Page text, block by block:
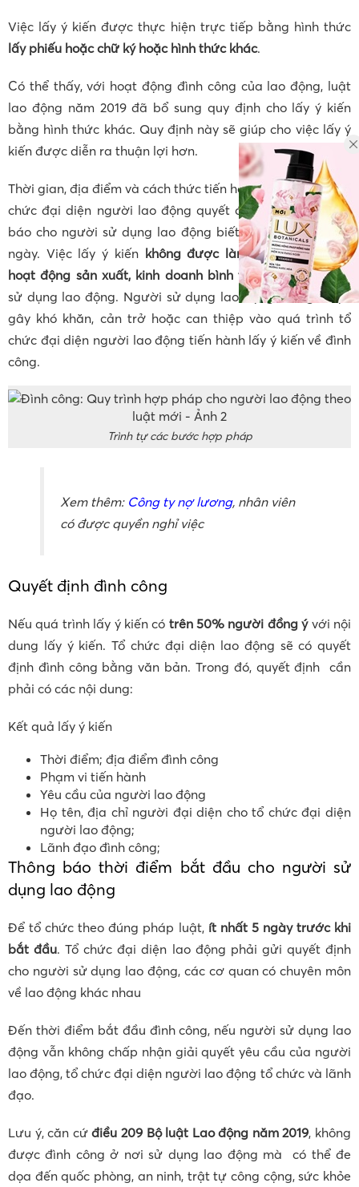
Việc lấy ý kiến được thực hiện trực tiếp bằng hình thức
lấy phiếu hoặc chữ ký hoặc hình thức khác.
Có thể thấy, với hoạt động đình công của lao động, luật
lao động năm 2019 đã bổ sung quy định cho lấy ý kiến
bằng hình thức khác. Quy định này sẽ giúp cho việc lấy ý
kiến được diễn ra thuận lợi hơn.
Thời gian, địa điểm và cách thức tiến hành lấy ý kiến do tổ
chức đại diện người lao động quyết định và phải thông
báo cho người sử dụng lao động biết trước ít nhất một
ngày. Việc lấy ý kiến không được làm ảnh hưởng đến
hoạt động sản xuất, kinh doanh bình thườngcủa người
sử dụng lao động. Người sử dụng lao động không được
gây khó khăn, cản trở hoặc can thiệp vào quá trình tổ
chức đại diện người lao động tiến hành lấy ý kiến về đình
công.
Trình tự các bước hợp pháp
Xem thêm: Công ty nợ lương, nhân viên
có được quyền nghỉ việc
Quyết định đình công
Nếu quá trình lấy ý kiến có trên 50% người đồng ývới nội
dung lấy ý kiến. Tổ chức đại diện lao động sẽ có quyết
định đình công bằng văn bản. Trong đó, quyết định cần
phải có các nội dung:
Kết quả lấy ý kiến
Thời điểm; địa điểm đình công
Phạm vi tiến hành
Yêu cầu của người lao động
Họ tên, địa chỉ người đại diện cho tổ chức đại diện
người lao động;
Lãnh đạo đình công;
Thông báo thời điểm bắt đầu cho người sử
dụng lao động
Để tổ chức theo đúng pháp luật, ít nhất 5 ngày trước khi
bắt đầu. Tổ chức đại diện lao động phải gửi quyết định
cho người sử dụng lao động, các cơ quan có chuyên môn
về lao động khác nhau
Đến thời điểm bắt đầu đình công, nếu người sử dụng lao
động vẫn không chấp nhận giải quyết yêu cầu của người
lao động, tổ chức đại diện người lao động tổ chức và lãnh
đạo.
Lưu ý, căn cứđiều 209 Bộ luật Lao động năm 2019, không
được đình công ở nơi sử dụng lao động mà có thể đe
dọa đến quốc phòng, an ninh, trật tự công cộng, sức khỏe